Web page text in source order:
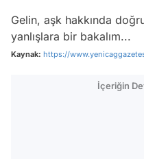
Gelin, aşk hakkında
yanlışlara bir bakalım...
Kaynak: https://
İçeriğin